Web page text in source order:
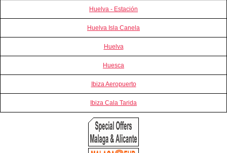
Huelva - Estación
Huelva Isla Canela
Huelva
Huesca
Ibiza Aeropuerto
Ibiza Cala Tarida